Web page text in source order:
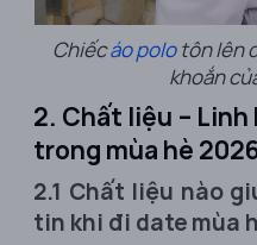
Chiếcáo polotôn lên
khoắn
2. Chất liệu – Linh
trong mùa hè
2.1 Chất liệu nào
tin khi đi date mùa